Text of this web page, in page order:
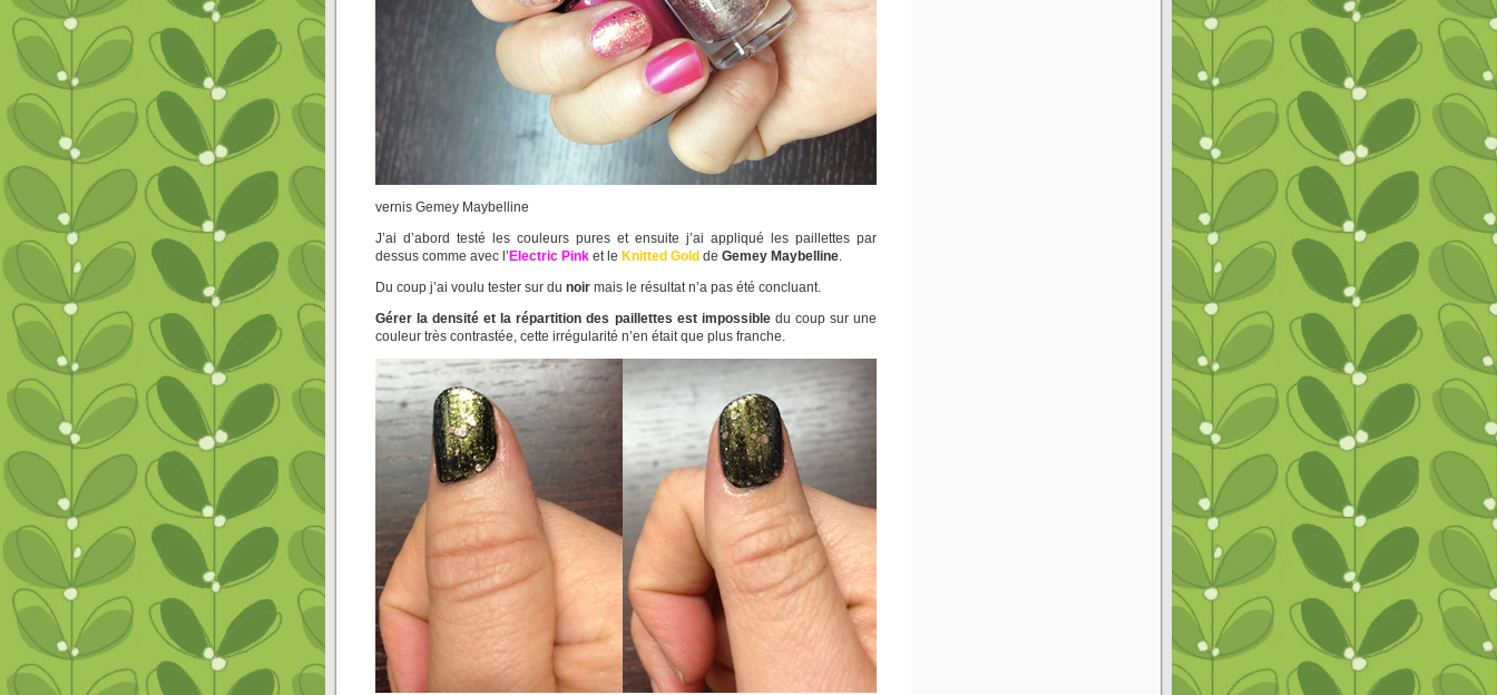
vernis Gemey Maybelline
J’ai d’abord testé les couleurs pures et ensuite j’ai appliqué les paillettes par
dessus comme avec l’ Electric Pink et le Knitted Gold de Gemey Maybelline.
Du coup j’ai voulu tester sur du noir mais le résultat n’a pas été concluant.
Gérer la densité et la répartition des paillettes est impossibledu coup sur une
couleur très contrastée, cette irrégularité n’en était que plus franche.